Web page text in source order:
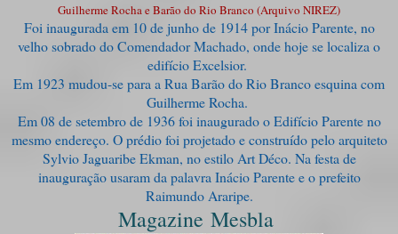
Guilherme Rocha e Barão do Rio Branco (Arquivo NIREZ)
Foi inaugurada em 10 de junho de 1914 por Inácio Parente, no
velho sobrado do Comendador Machado, onde hoje se localiza o
edifício Excelsior.
Em 1923 mudou-se para a Rua Barão do Rio Branco esquina com
Guilherme Rocha.
Em 08 de setembro de 1936 foi inaugurado o Edifício Parente no
mesmo endereço. O prédio foi projetado e construído pelo arquiteto
Sylvio Jaguaribe Ekman, no estilo Art Déco. Na festa de
inauguração usaram da palavra Inácio Parente e o prefeito
Raimundo Araripe.
Magazine Mesbla